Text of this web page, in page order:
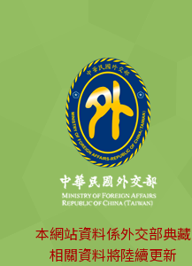
本網站資料係外交部典藏
相關資料將陸續更新